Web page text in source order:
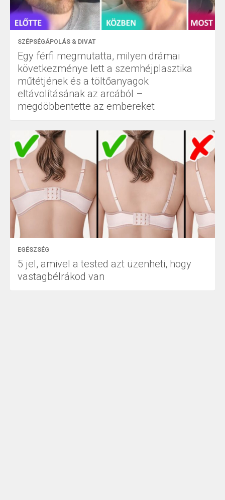
SZÉPSÉGÁPOLÁS & DIVAT
Egy férfi megmutatta, milyen drámai
következménye lett a szemhéjplasztika
műtétjének és a töltőanyagok
eltávolításának az arcából –
megdöbbentette az embereket
EGÉSZSÉG
5 jel, amivel a tested azt üzenheti, hogy
vastagbélrákod van